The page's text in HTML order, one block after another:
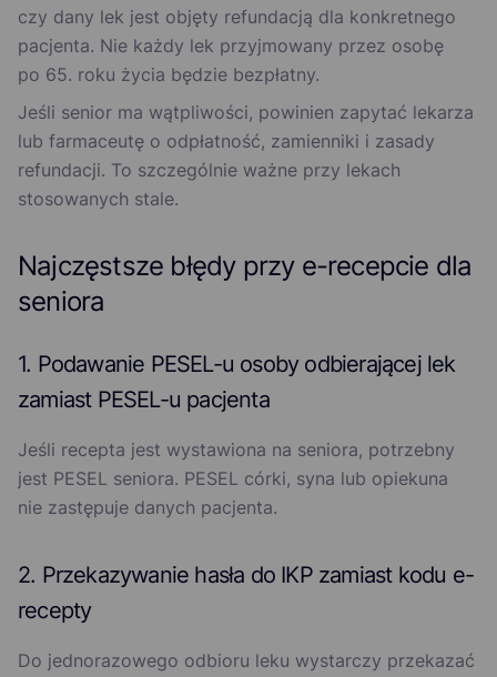
czy dany lek jest objęty refundacją dla konkretnego
pacjenta. Nie każdy lek przyjmowany przez osobę
po 65. roku życia będzie bezpłatny.
Jeśli senior ma wątpliwości, powinien zapytać lekarza
lub farmaceutę o odpłatność, zamienniki i zasady
refundacji. To szczególnie ważne przy lekach
stosowanych stale.
Najczęstsze błędy przy e-recepcie dla
seniora
1. Podawanie PESEL-u osoby odbierającej lek
zamiast PESEL-u pacjenta
Jeśli recepta jest wystawiona na seniora, potrzebny
jest PESEL seniora. PESEL córki, syna lub opiekuna
nie zastępuje danych pacjenta.
2. Przekazywanie hasła do IKP zamiast kodu e-
recepty
Do jednorazowego odbioru leku wystarczy przekazać